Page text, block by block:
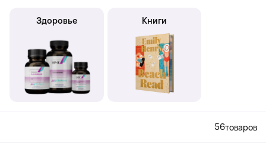
Здоровье Книги
56товаров